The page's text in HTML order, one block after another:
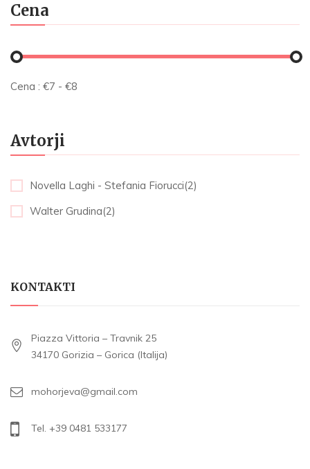
Cena
Cena : €7 - €8
Avtorji
Novella Laghi - Stefania Fiorucci(2)
Walter Grudina(2)
KONTAKTI
Piazza Vittoria – Travnik 25
34170 Gorizia – Gorica (Italija)
mohorjeva@gmail.com
Tel. +39 0481 533177